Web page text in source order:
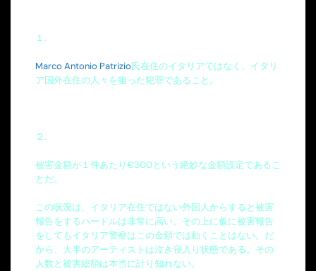
１.
Marco Antonio Patrizio氏在住のイタリアではなく、イタリ
ア国外在住の人々を狙った犯罪であること。
２.
被害金額が１件あたり€300という絶妙な金額設定であるこ
とだ。
この状況は、イタリア在住ではない外国人からすると被害
報告をするハードルは非常に高い。その上に仮に被害報告
をしてもイタリア警察はこの金額では動くことはない。だ
から、大半のアーティストは泣き寝入り状態である。その
人数と被害総額は本当に計り知れない。